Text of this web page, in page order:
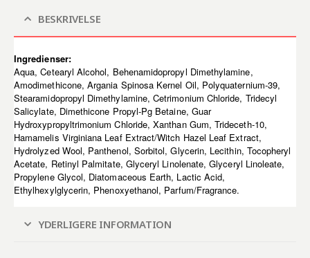
BESKRIVELSE
Ingredienser:
Aqua, Cetearyl Alcohol, Behenamidopropyl Dimethylamine,
Amodimethicone, Argania Spinosa Kernel Oil, Polyquaternium-39,
Stearamidopropyl Dimethylamine, Cetrimonium Chloride, Tridecyl
Salicylate, Dimethicone Propyl-Pg Betaine, Guar
Hydroxypropyltrimonium Chloride, Xanthan Gum, Trideceth-10,
Hamamelis Virginiana Leaf Extract/Witch Hazel Leaf Extract,
Hydrolyzed Wool, Panthenol, Sorbitol, Glycerin, Lecithin, Tocopheryl
Acetate, Retinyl Palmitate, Glyceryl Linolenate, Glyceryl Linoleate,
Propylene Glycol, Diatomaceous Earth, Lactic Acid,
Ethylhexylglycerin, Phenoxyethanol, Parfum/Fragrance.
YDERLIGERE INFORMATION